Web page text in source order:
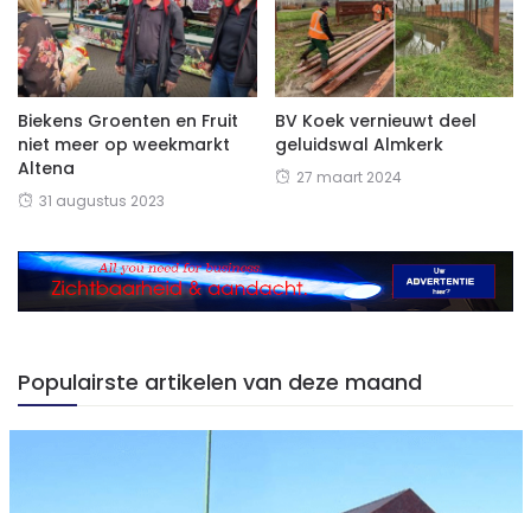
Biekens Groenten en Fruit
niet meer op weekmarkt
Altena
31 augustus 2023
BV Koek vernieuwt deel
geluidswal Almkerk
27 maart 2024
Populairste artikelen van deze maand